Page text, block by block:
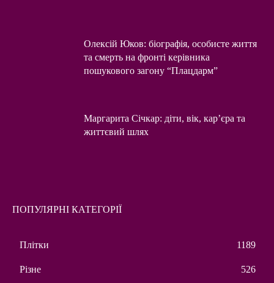
Олексій Юков: біографія, особисте життя
та смерть на фронті керівника
пошукового загону “Плацдарм”
Маргарита Січкар: діти, вік, кар’єра та
життєвий шлях
ПОПУЛЯРНІ КАТЕГОРІЇ
Плітки 1189
Різне 526